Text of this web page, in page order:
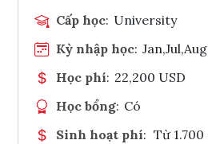
Cấp học: University
Kỳ nhập học:
Học phí: 22,200 USD
Học bổng: Có
Sinh hoạt phí: Từ